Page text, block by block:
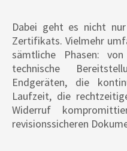
Dabei geht es nicht
Zertifikats. Vielmehr
sämtliche Phasen:
technische
Endgeräten, die
Laufzeit, die
Widerruf
revisionssicheren